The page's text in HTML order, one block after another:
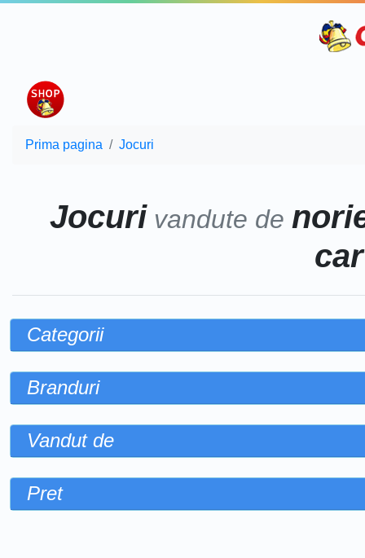
Prima pagina Jocuri
Jocurivandute de
Categorii
Branduri
Vandut de
Pret